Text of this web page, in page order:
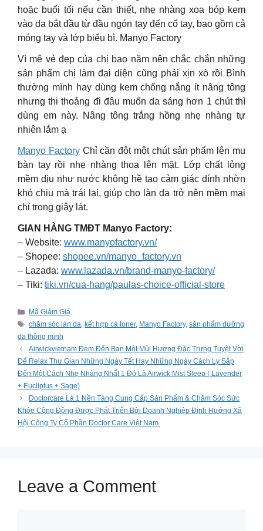
hoặc buổi tối nếu cần thiết, nhẹ nhàng xoa bóp kem
vào da bắt đầu từ đầu ngón tay đến cổ tay, bao gồm cả
móng tay và lớp biểu bì. Manyo Factory
Vì mê vẻ đẹp của chị bao năm nên chắc chắn những
sản phẩm chị làm đại diện cũng phải xịn xò rồi Bình
thường mình hay dùng kem chống nắng ít nâng tông
nhưng thi thoảng đi đâu muốn da sáng hơn 1 chút thì
dùng em này. Nâng tông trắng hồng nhẹ nhàng tự
nhiên lắm ạ
Manyo FactoryChỉ cần đôt một chút sản phẩm lên mu
bàn tay rồi nhẹ nhàng thoa lên mặt. Lớp chất lỏng
mềm dịu như nước không hề tạo cảm giác dính nhờn
khó chịu mà trái lại, giúp cho làn da trở nên mềm mại
chỉ trong giây lát.
GIAN HÀNG TMĐT Manyo Factory:
– Website: www.manyofactory.vn/
– Shopee: shopee.vn/manyo_factory.vn
– Lazada: www.lazada.vn/brand-manyo-factory/
– Tiki: tiki.vn/cua-hang/paulas-choice-official-store
Categories
Mã Giảm Giá
Tags
chăm sóc làn da, kết hợp cả toner, Manyo Factory,sản phẩm dưỡng
da thông minh
Airwickvietnam Đem Đến Bạn Một Mùi Hương Đặc Trưng Tuyệt Vời
Để Relax Thư Gian Những Ngày Tết Hay Những Ngày Cách Ly Sắp
Đến Một Cách Nhẹ Nhàng Nhất 1 Đó Là Airwick Mist Sleep ( Lavender
+ Eucliptus + Sage)
Doctorcare Là 1 Nền Tảng Cung Cấp Sản Phẩm & Chăm Sóc Sức
Khỏe Cộng Đồng Được Phát Triển Bởi Doanh Nghiệp Định Hướng Xã
Hội Công Ty Cổ Phần Doctor Care Việt Nam.
Leave a Comment